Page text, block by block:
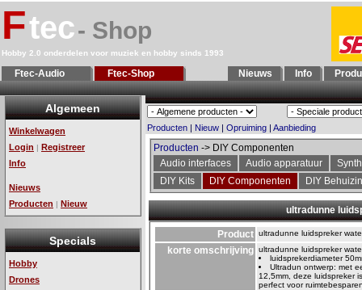
Ftec- Shop
Hobby 2.0 onderdelen voor muziek en hobby sinds 1993
Ftec-Audio Ftec-Shop Nieuws Info
Algemeen
Winkelwagen
Login | Registreer
Info
Nieuws
Producten | Nieuw
Specials
Hobby
Drones
Producten | Nieuw | Opruiming | Aanbieding
Producten -> DIY Componenten
Audio interfaces
Audio apparatuur
DIY Kits
DIY Componenten DIY
ultradunne
Product ultradunne luidspreker
korte omschrijving ultradunne luidspreker
luidsprekerdiameter
Ultradun ontwerp: met
12,5mm, deze luidspreker
perfect voor